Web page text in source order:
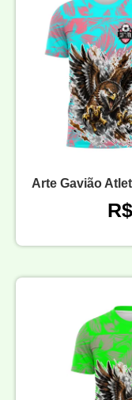
Arte Gavião